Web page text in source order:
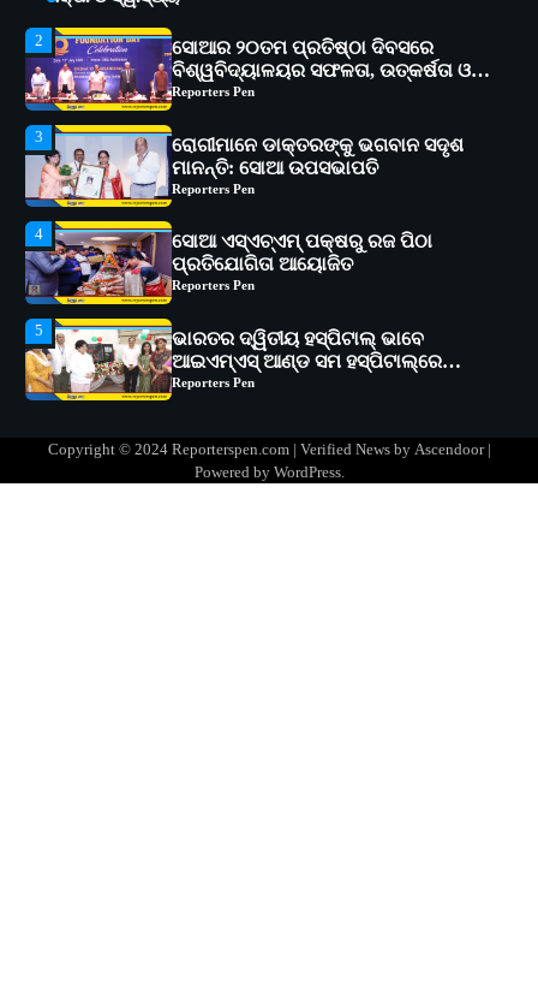
3
ରୋଗୀମାନେ ଡାକ୍ତରଙ୍କୁ ଭଗବାନ ସଦୃଶ
ମାନନ୍ତି: ସୋଆ ଉପସଭାପତି
Reporters Pen
4
ସୋଆ ଏସ୍‌ଏଚ୍‌ଏମ୍ ପକ୍ଷରୁ ରଜ ପିଠା
ପ୍ରତିଯୋଗିତା ଆୟୋଜିତ
Reporters Pen
5
ଭାରତର ଦ୍ୱିତୀୟ ହସ୍ପିଟାଲ୍ ଭାବେ
ଆଇଏମ୍‌ଏସ୍ ଆଣ୍ଡ ସମ ହସ୍ପିଟାଲ୍‌ରେ
ଅତ୍ୟାଧୁନିକ ଡିଜିସ୍କାନର ସ୍ଥାପନ
Reporters Pen
1
ସୋଆ ପକ୍ଷରୁ ରାୱେ କାର୍ଯ୍ୟକ୍ରମ ଅଧୀନରେ
୧୧ଟି ଗ୍ରାମରେ ୧୬ଟି କୃଷକ ପ୍ରଶିକ୍ଷଣ
କାର୍ଯ୍ୟକ୍ରମ ଆୟୋଜିତ
Reporters Pen
ବିଶ୍ୱବିଦ୍ୟାଳୟର ସଫଳତା, ଉତ୍କର୍ଷତା ଓ
ଅଗ୍ରଗତିର ସ୍ମୃତିଚାରଣ
Reporters Pen
Copyright © 2024 Reporterspen.com | Verified News by Ascendoor|
Powered by WordPress.